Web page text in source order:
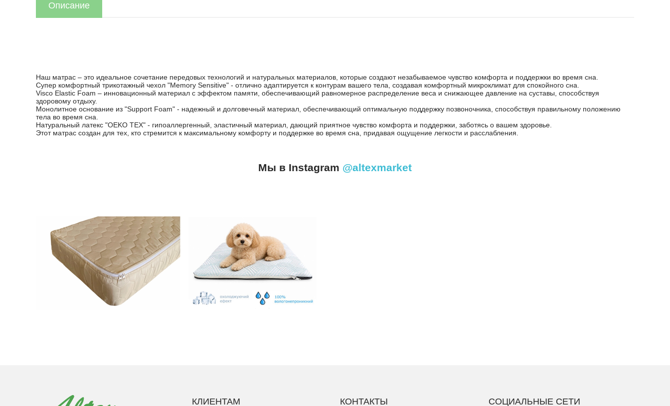
Описание
Наш матрас – это идеальное сочетание передовых технологий и натуральных материалов, которые создают незабываемое чувство комфорта и поддержки во время сна.
Супер комфортный трикотажный чехол "Memory Sensitive" - ​​отлично адаптируется к контурам вашего тела, создавая комфортный микроклимат для спокойного сна.
Visco Elastic Foam – инновационный материал с эффектом памяти, обеспечивающий равномерное распределение веса и снижающее давление на суставы, способствуя
здоровому отдыху.
Монолитное основание из "Support Foam" - надежный и долговечный материал, обеспечивающий оптимальную поддержку позвоночника, способствуя правильному положению
тела во время сна.
Натуральный латекс "OEKO TEX" - гипоаллергенный, эластичный материал, дающий приятное чувство комфорта и поддержки, заботясь о вашем здоровье.
Этот матрас создан для тех, кто стремится к максимальному комфорту и поддержке во время сна, придавая ощущение легкости и расслабления.
Мы в Instagram @altexmarket
КЛИЕНТАМ КОНТАКТЫ СОЦИАЛЬНЫЕ СЕТИ